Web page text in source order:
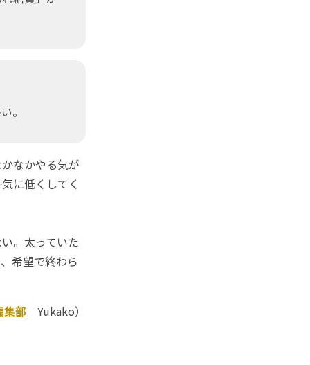
。
なかやる気が
に低くしてく
。太っていた
希望で終わら
集部 Yukako）